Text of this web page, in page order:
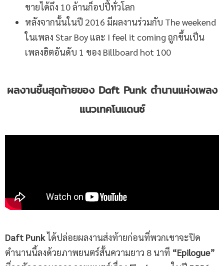
ขายได้ถึง 10 ล้านก็อปปี้ทั่วโลก
หลังจากนั้นในปี 2016 มีผลงานร่วมกับ The weekend
ในเพลง Star Boy และ I feel it coming ถูกขึ้นเป็น
เพลงฮิตอันดับ 1 ของ Billboard hot 100
ผลงานชิ้นสุดท้ายของ Daft Punk ตำนานแห่งเพลง
แนวเทคโนแดนซ์
Daft Punkได้ปล่อยผลงานส่งท้ายก่อนที่พวกเขาจะปิด
ตำนานนี้ลงด้วยภาพยนตร์สั้นความยาว 8 นาที “Epilogue”